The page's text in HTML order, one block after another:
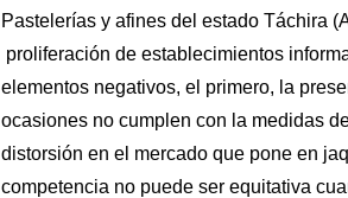
Pastelerías y afines del estado Táchira
proliferación de establecimientos
elementos negativos, el primero, la
ocasiones no cumplen con la medidas
distorsión en el mercado que pone en
competencia no puede ser equitativa